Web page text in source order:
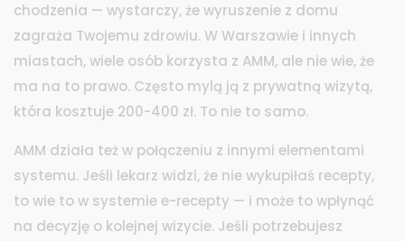
chodzenia — wystarczy, że wyruszenie z domu
zagraża Twojemu zdrowiu. W Warszawie i innych
miastach, wiele osób korzysta z AMM, ale nie wie, że
ma na to prawo. Często mylą ją z prywatną wizytą,
która kosztuje 200-400 zł. To nie to samo.
AMM działa też w połączeniu z innymi elementami
systemu. Jeśli lekarz widzi, że nie wykupiłaś recepty,
to wie to w systemie e-recepty — i może to wpłynąć
na decyzję o kolejnej wizycie. Jeśli potrzebujesz